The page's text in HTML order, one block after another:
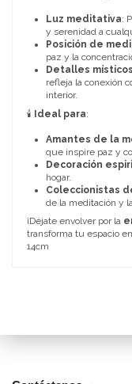
Luz meditativa:
y serenidad a
Posición de
paz y la
Detalles místicos
refleja la conexión
interior.
🕯️ Ideal para:
Amantes de la
que inspire paz y
Decoración
hogar.
Coleccionistas
de la meditación y
¡Déjate envolver por la
transforma tu espacio
14cm